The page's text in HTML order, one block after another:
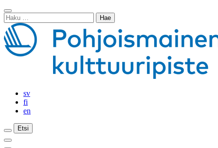
Siirry
sisältöön
Sulje
haku
Haku:
sv
fi
en
Etsi
Etsi
Etsi
Päävalikko